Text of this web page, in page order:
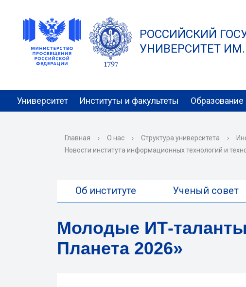
РОССИЙСКИЙ
УНИВЕРСИТЕТ
Университет Институты и факультеты Образование
Главная › О нас › Структура университета ›
Новости института информационных технологий и
Об институте Ученый совет
Молодые ИТ-
Планета 2026»